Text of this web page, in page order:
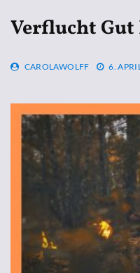
Verflucht Gut
CAROLAWOLFF 6.